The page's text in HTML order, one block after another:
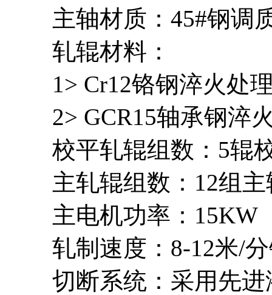
主轴材质：45#钢调
轧辊材料：
1> Cr12铬钢淬火处理
2> GCR15轴承钢淬火
校平轧辊组数：5辊
主轧辊组数：12组主
主电机功率：15KW
轧制速度：8-12米/分
切断系统：采用先进